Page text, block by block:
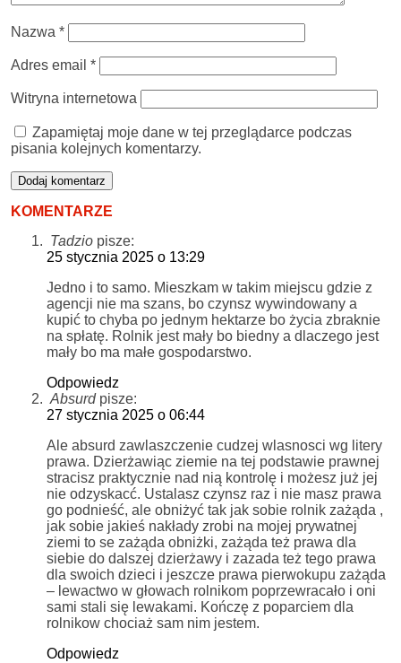
Nazwa *
Adres email *
Witryna internetowa
Zapamiętaj moje dane w tej przeglądarce podczas
pisania kolejnych komentarzy.
KOMENTARZE
Tadzio pisze:
25 stycznia 2025 o 13:29
Jedno i to samo. Mieszkam w takim miejscu gdzie z
agencji nie ma szans, bo czynsz wywindowany a
kupić to chyba po jednym hektarze bo życia zbraknie
na spłatę. Rolnik jest mały bo biedny a dlaczego jest
mały bo ma małe gospodarstwo.
Odpowiedz
Absurd pisze:
27 stycznia 2025 o 06:44
Ale absurd zawlaszczenie cudzej wlasnosci wg litery
prawa. Dzierżawiąc ziemie na tej podstawie prawnej
stracisz praktycznie nad nią kontrolę i możesz już jej
nie odzyskacć. Ustalasz czynsz raz i nie masz prawa
go podnieść, ale obniżyć tak jak sobie rolnik zażąda ,
jak sobie jakieś nakłady zrobi na mojej prywatnej
ziemi to se zażąda obniżki, zażąda też prawa dla
siebie do dalszej dzierżawy i zazada też tego prawa
dla swoich dzieci i jeszcze prawa pierwokupu zażąda
– lewactwo w głowach rolnikom poprzewracało i oni
sami stali się lewakami. Kończę z poparciem dla
rolnikow chociaż sam nim jestem.
Odpowiedz